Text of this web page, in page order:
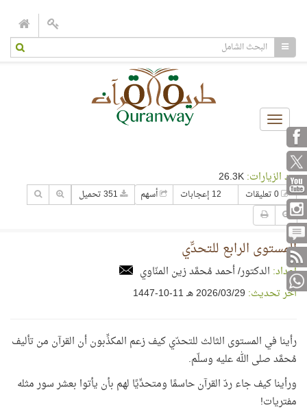
Toggle
navigation
عدد الزيارات:
12 إعجابات أسهم
المستوى الرابع للتحدِّي
إعداد: الدكتور/ أحمد مُحمَّد زين المنّاوي
آخر تحديث: 29‏/03‏/2026 هـ 11-10-1447
رأينا في المستوى الثالث للتحدّي كيف زعم المكذِّبون أن القرآن من تأليف
مُحمَّد صلى الله عليه وسلّم.
ورأينا كيف جاء ردّ القرآن حاسمًا ومتحدِّيًا لهم بأن يأتوا بعشر سور مثله
مفتريات!